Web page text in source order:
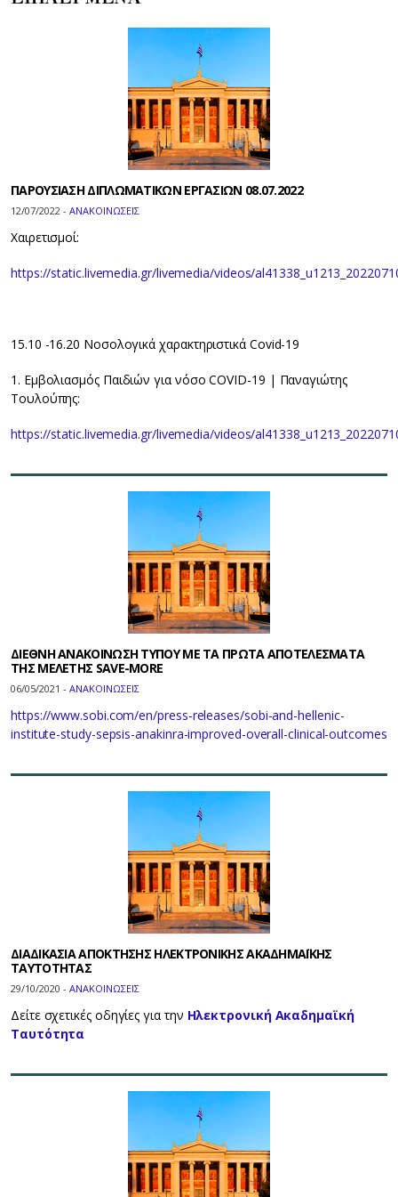
ΠΑΡΟΥΣΙΑΣΗ ΔΙΠΛΩΜΑΤΙΚΩΝ ΕΡΓΑΣΙΩΝ 08.07.2022
12/07/2022 - ΑΝΑΚΟΙΝΩΣΕΙΣ
Χαιρετισμοί:
https://static.livemedia.gr/livemedia/videos/
15.10 -16.20 Νοσολογικά χαρακτηριστικά Covid-19
1. Εμβολιασμός Παιδιών για νόσο COVID-19 | Παναγιώτης
Τουλούπης:
https://static.livemedia.gr/livemedia/videos/
ΔΙΕΘΝΗ ΑΝΑΚΟΙΝΩΣΗ ΤΥΠΟΥ ΜΕ ΤΑ ΠΡΩΤΑ ΑΠΟΤΕΛΕΣΜΑΤΑ
ΤΗΣ ΜΕΛΕΤΗΣ SAVE-MORE
06/05/2021 - ΑΝΑΚΟΙΝΩΣΕΙΣ
https://www.sobi.com/en/press-releases/sobi-and-hellenic-
institute-study-sepsis-anakinra-improved-overall-clinical-outcomes
ΔΙΑΔΙΚΑΣΙΑ ΑΠΟΚΤΗΣΗΣ ΗΛΕΚΤΡΟΝΙΚΗΣ ΑΚΑΔΗΜΑΪΚΗΣ
ΤΑΥΤΟΤΗΤΑΣ
29/10/2020 - ΑΝΑΚΟΙΝΩΣΕΙΣ
Δείτε σχετικές οδηγίες για την Ηλεκτρονική Ακαδημαϊκή
Ταυτότητα